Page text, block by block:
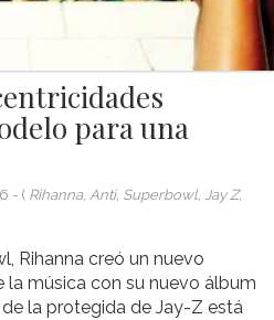
para una
- ( Rihanna, Anti, Superbowl, Jay Z,
Rihanna creó un nuevo
música con su nuevo álbum
la protegida de Jay-Z está